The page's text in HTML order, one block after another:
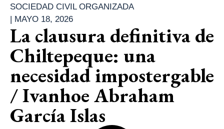
SOCIEDAD CIVIL ORGANIZADA
MAYO 18, 2026
La clausura definitiva de
Chiltepeque: una
necesidad impostergable
/ Ivanhoe Abraham
García Islas